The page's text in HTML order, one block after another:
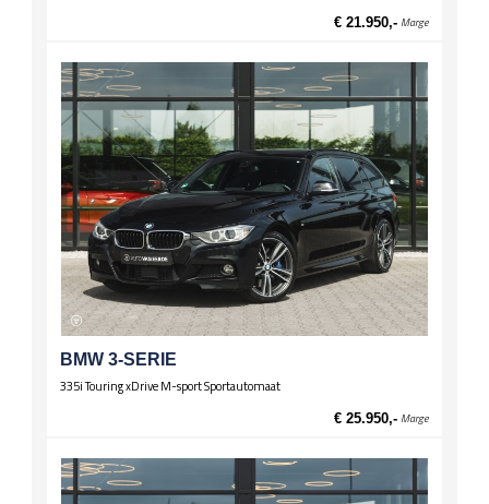
€ 21.950,- Marge
BMW 3-SERIE
335i Touring xDrive M-sport Sportautomaat
€ 25.950,- Marge